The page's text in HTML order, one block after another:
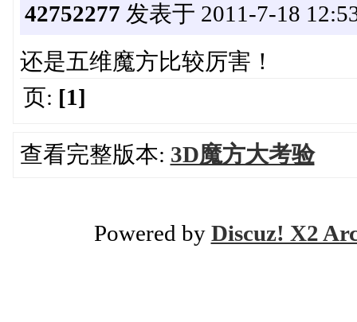
42752277 发表于 2011-7-18
还是五维魔方比较厉害！
页: [1]
查看完整版本: 3D魔方大考验
Powered by Discuz! X2